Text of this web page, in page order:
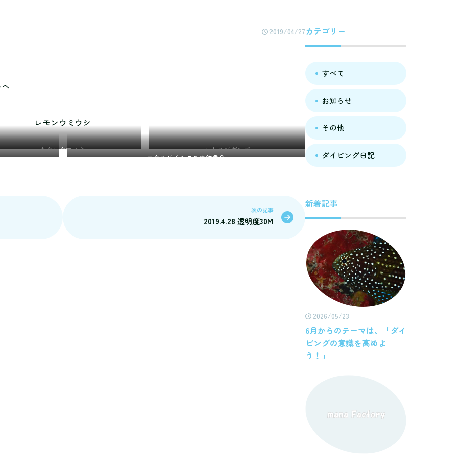
2019/04/27
レモンウミウシ
カクレクマノミ
ヒトスジギンポ
二タスジイシモチの幼魚？
次の記事
2019.4.28 透明度30M
カテゴリー
すべて
お知らせ
その他
ダイビング日記
新着記事
2026/05/23
6月からのテーマは、「ダイ
ビングの意識を高めよ
う！」